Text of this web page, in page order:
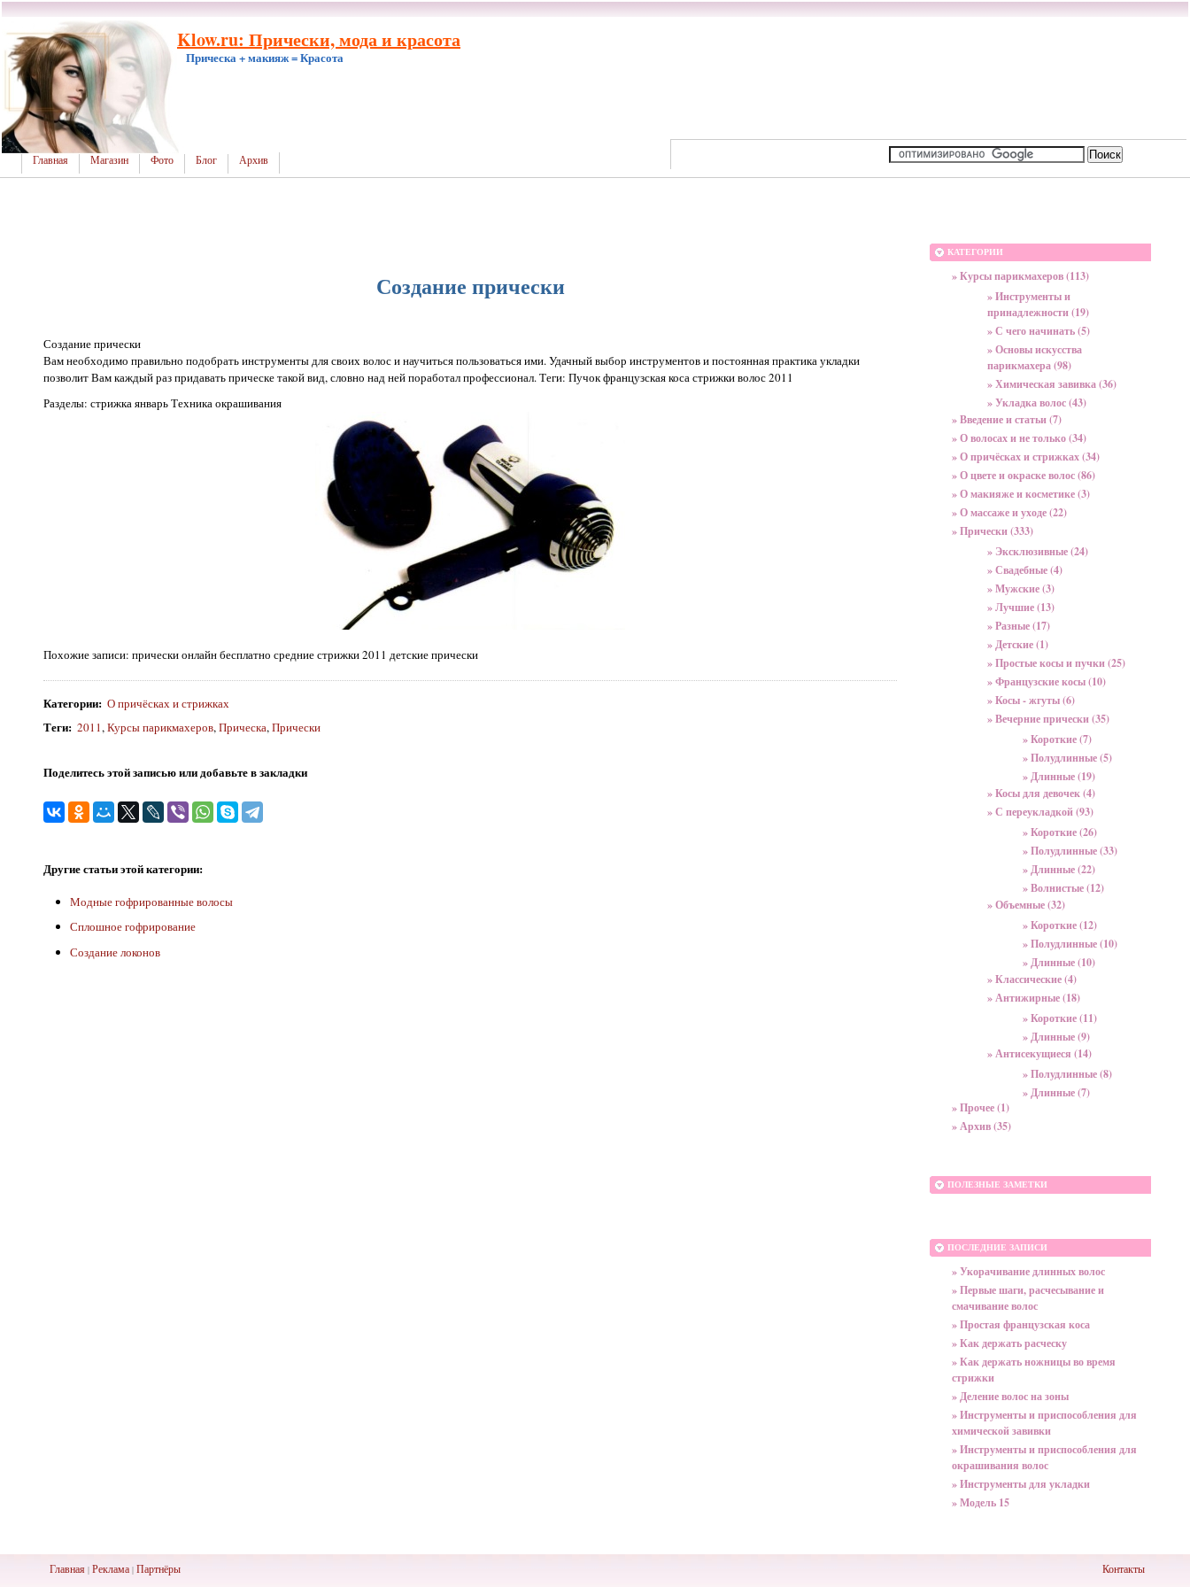
Klow.ru: Прически, мода и красота
Прическа + макияж = Красота
Главная Магазин Фото Блог Архив
Создание прически
Создание прически
Вам необходимо правильно подобрать инструменты для своих волос и научиться пользоваться ими. Удачный выбор инструментов и постоянная практика укладки
позволит Вам каждый раз придавать прическе такой вид, словно над ней поработал профессионал. Теги: Пучок французская коса стрижки волос 2011
Разделы: стрижка январь Техника окрашивания
Похожие записи: прически онлайн бесплатно средние стрижки 2011 детские прически
Категории: О причёсках и стрижках
Теги: 2011 , Курсы парикмахеров, Прическа, Прически
Поделитесь этой записью или добавьте в закладки
Другие статьи этой категории:
Модные гофрированные волосы
Сплошное гофрирование
Создание локонов
КАТЕГОРИИ
» Курсы парикмахеров (113)
» Инструменты и
принадлежности (19)
» С чего начинать (5)
» Основы искусства
парикмахера (98)
» Химическая завивка (36)
» Укладка волос (43)
» Введение и статьи (7)
» О волосах и не только (34)
» О причёсках и стрижках (34)
» О цвете и окраске волос (86)
» О макияже и косметике (3)
» О массаже и уходе (22)
» Прически (333)
» Эксклюзивные (24)
» Свадебные (4)
» Мужские (3)
» Лучшие (13)
» Разные (17)
» Детские (1)
» Простые косы и пучки (25)
» Французские косы (10)
» Косы - жгуты (6)
» Вечерние прически (35)
» Короткие (7)
» Полудлинные (5)
» Длинные (19)
» Косы для девочек (4)
» С переукладкой (93)
» Короткие (26)
» Полудлинные (33)
» Длинные (22)
» Волнистые (12)
» Объемные (32)
» Короткие (12)
» Полудлинные (10)
» Длинные (10)
» Классические (4)
» Антижирные (18)
» Короткие (11)
» Длинные (9)
» Антисекущиеся (14)
» Полудлинные (8)
» Длинные (7)
» Прочее (1)
» Архив (35)
ПОЛЕЗНЫЕ ЗАМЕТКИ
ПОСЛЕДНИЕ ЗАПИСИ
» Укорачивание длинных волос
» Первые шаги, расчесывание и
смачивание волос
» Простая французская коса
» Как держать расческу
» Как держать ножницы во время
стрижки
» Деление волос на зоны
» Инструменты и приспособления для
химической завивки
» Инструменты и приспособления для
окрашивания волос
» Инструменты для укладки
» Модель 15
Главная| Реклама| Партнёры Контакты